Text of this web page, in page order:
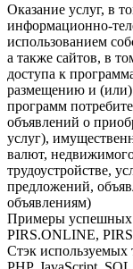
Оказание услуг, в
информационно-
использованием
а также сайтов, в
доступа к
размещению и
программ
объявлений о
услуг),
валют,
трудоустройстве,
предложений,
объявлениям)
Примеры успешных
PIRS.ONLINE,
Стэк используемых